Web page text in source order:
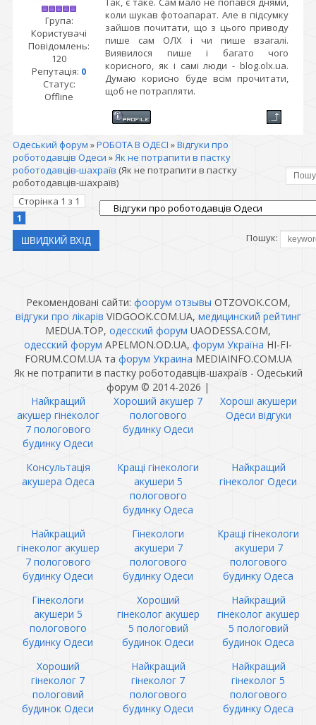
Група:
Користувачі
Повідомлень:
120
Репутація: 0
Статус:
Offline
коли шукав фотоапарат. Але в підсумку
зайшов почитати, що з цього приводу
пише сам ОЛХ і чи пише взагалі.
Виявилося пише і багато чого
корисного, як і самі люди - blog.olx.ua.
Думаю корисно буде всім прочитати,
щоб не потрапляти.
Одеський форум »РОБОТА В ОДЕСІ »Відгуки про
роботодавців Одеси »Як не потрапити в пастку
роботодавців-шахраїв (Як не потрапити в пастку
роботодавців-шахраїв)
Сторінка 1 з 1
1
Пошук:
Рекомендовані сайти: фоорум отзывы OTZOVOK.COM,
відгуки про лікарів VIDGOOK.COM.UA, медицинский рейтинг
MEDUA.TOP, одесский форум UAODESSA.COM,
одесский форум APELMON.OD.UA, форум Україна HI-FI-
FORUM.COM.UA та форум Украина MEDIAINFO.COM.UA
Як не потрапити в пастку роботодавців-шахраїв - Одеський
форум © 2014-2026 |
Найкращий
акушер гінеколог
7 пологового
будинку Одеси
Хороший акушер 7
пологового
будинку Одеси
Хороші акушери
Одеси відгуки
Консультація
акушера Одеса
Кращі гінекологи
акушери 5
пологового
будинку Одеса
Найкращий
гінеколог Одеси
Найкращий
гінеколог акушер
7 пологового
будинку Одеси
Гінекологи
акушери 7
пологового
будинку Одеси
Кращі гінекологи
акушери 7
пологового
будинку Одеса
Гінекологи
акушери 5
пологового
будинку Одеси
Хороший
гінеколог акушер
5 пологовий
будинок Одеси
Найкращий
гінеколог акушер
5 пологовий
будинок Одеса
Хороший
гінеколог 7
пологовий
будинок Одеси
Найкращий
гінеколог 7
пологового
будинку Одеси
Найкращий
гінеколог 5
пологового
будинку Одеса